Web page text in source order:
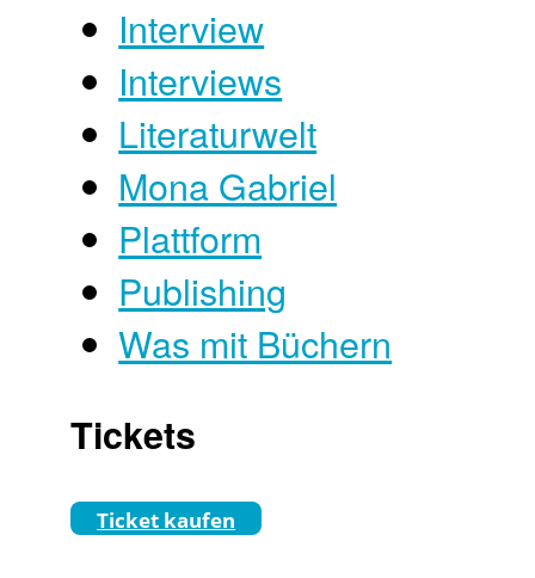
Interview
Interviews
Literaturwelt
Mona Gabriel
Plattform
Publishing
Was mit Büchern
Tickets
Ticket kaufen